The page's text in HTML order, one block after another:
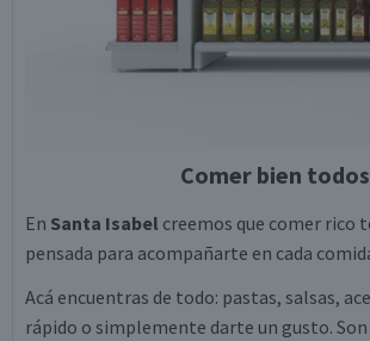
Comer bien
En Santa Isabel creemos que comer rico
pensada para acompañarte en cada
Acá encuentras de todo: pastas, salsas,
rápido o simplemente darte un gusto.